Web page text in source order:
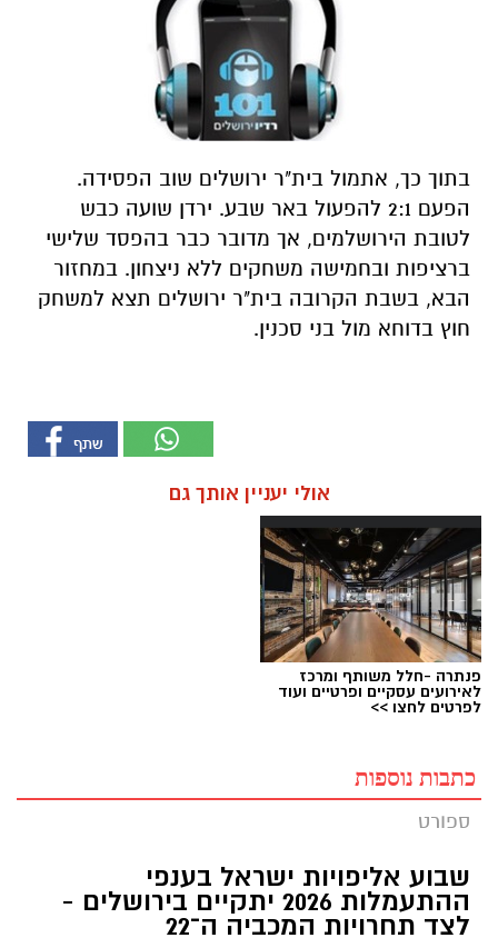
בתוך כך, אתמול בית"ר ירושלים שוב הפסידה.
הפעם 2:1 להפעול באר שבע. ירדן שועה כבש
לטובת הירושלמים, אך מדובר כבר בהפסד שלישי
ברציפות ובחמישה משחקים ללא ניצחון. במחזור
הבא, בשבת הקרובה בית"ר ירושלים תצא למשחק
חוץ בדוחא מול בני סכנין.
אולי יעניין אותך גם
פנתרה -חלל משותף ומרכז
לאירועים עסקיים ופרטיים ועוד
לפרטים לחצו >>
כתבות נוספות
ספורט
שבוע אליפויות ישראל בענפי
ההתעמלות 2026 יתקיים בירושלים -
לצד תחרויות המכביה ה־22